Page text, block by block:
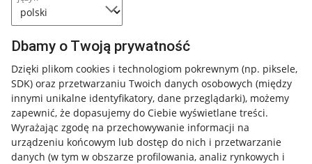
Dbamy o Twoją prywatność
Dzięki plikom cookies i technologiom pokrewnym (np. piksele,
SDK) oraz przetwarzaniu Twoich danych osobowych (między
innymi unikalne identyfikatory, dane przeglądarki), możemy
zapewnić, że dopasujemy do Ciebie wyświetlane treści.
Wyrażając zgodę na przechowywanie informacji na
urządzeniu końcowym lub dostęp do nich i przetwarzanie
danych (w tym w obszarze profilowania, analiz rynkowych i